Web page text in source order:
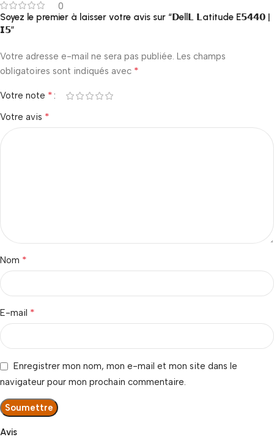
0
Avis
Soyez le premier à laisser votre avis sur “𝗗ell𝗟 𝗟atitude E𝟱𝟰𝟰𝟬 |
𝗜𝟱”
Votre adresse e-mail ne sera pas publiée. Les champs
obligatoires sont indiqués avec *
Votre note *
Votre avis *
Nom *
E-mail *
Enregistrer mon nom, mon e-mail et mon site dans le
navigateur pour mon prochain commentaire.